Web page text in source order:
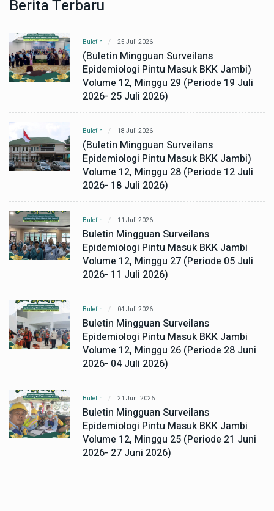
Berita Terbaru
Buletin 25 Juli 2026
(Buletin Mingguan Surveilans
Epidemiologi Pintu Masuk BKK Jambi)
Volume 12, Minggu 29 (Periode 19 Juli
2026- 25 Juli 2026)
Buletin 18 Juli 2026
(Buletin Mingguan Surveilans
Epidemiologi Pintu Masuk BKK Jambi)
Volume 12, Minggu 28 (Periode 12 Juli
2026- 18 Juli 2026)
Buletin 11 Juli 2026
Buletin Mingguan Surveilans
Epidemiologi Pintu Masuk BKK Jambi
Volume 12, Minggu 27 (Periode 05 Juli
2026- 11 Juli 2026)
Buletin 04 Juli 2026
Buletin Mingguan Surveilans
Epidemiologi Pintu Masuk BKK Jambi
Volume 12, Minggu 26 (Periode 28 Juni
2026- 04 Juli 2026)
Buletin 21 Juni 2026
Buletin Mingguan Surveilans
Epidemiologi Pintu Masuk BKK Jambi
Volume 12, Minggu 25 (Periode 21 Juni
2026- 27 Juni 2026)